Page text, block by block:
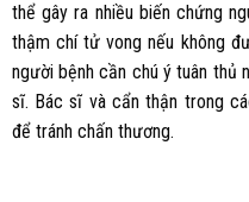
thể gây ra nhiều biến chứng
thậm chí tử vong nếu không
người bệnh cần chú ý tuân thủ
sĩ. Bác sĩ và cẩn thận trong
để tránh chấn thương.